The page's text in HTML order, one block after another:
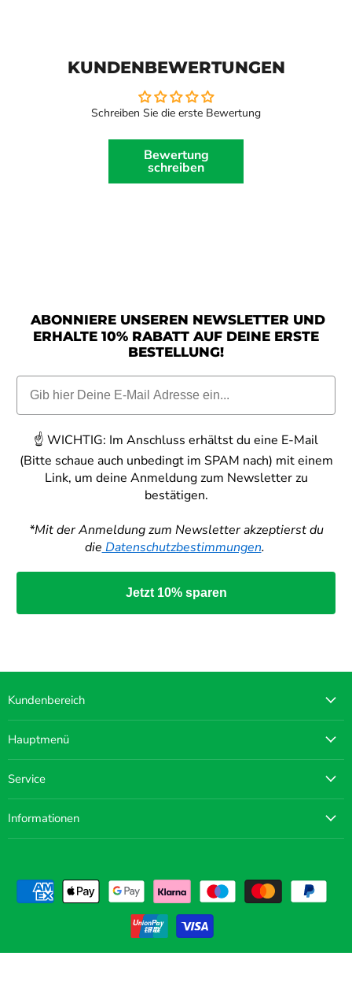
KUNDENBEWERTUNGEN
Schreiben Sie die erste Bewertung
Bewertung
schreiben
ABONNIERE UNSEREN NEWSLETTER UND
ERHALTE 10% RABATT AUF DEINE ERSTE
BESTELLUNG!
☝️ WICHTIG: Im Anschluss erhältst du eine E-Mail
(Bitte schaue auch unbedingt im SPAM nach) mit einem
Link, um deine Anmeldung zum Newsletter zu
bestätigen.
*Mit der Anmeldung zum Newsletter akzeptierst du
die Datenschutzbestimmungen.
Jetzt 10% sparen
Kundenbereich
Hauptmenü
Service
Informationen